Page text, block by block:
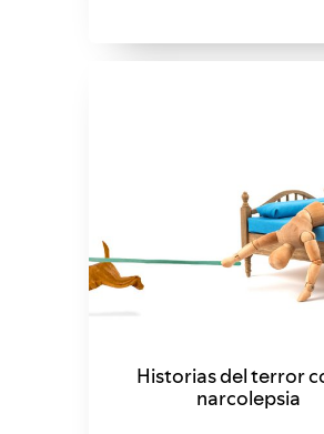
Historias del terror
narcolepsia